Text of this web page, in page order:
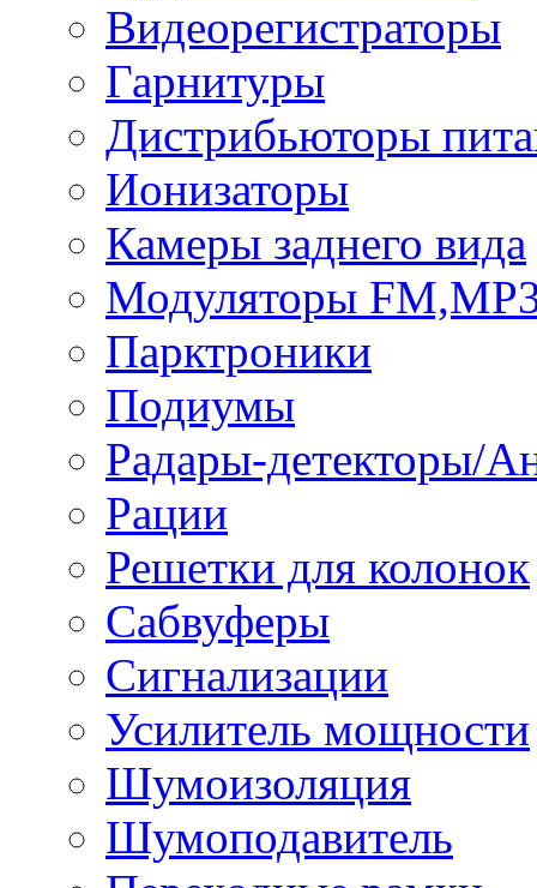
Видеорегистраторы
Гарнитуры
Дистрибьюторы
Ионизаторы
Камеры заднего вида
Модуляторы
Парктроники
Подиумы
Радары-детекторы/
Рации
Решетки для колонок
Сабвуферы
Сигнализации
Усилитель мощности
Шумоизоляция
Шумоподавитель